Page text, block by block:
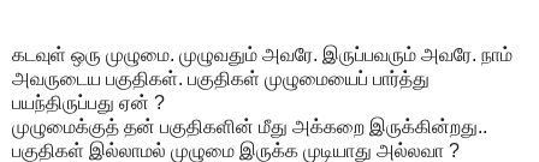
கடவுள் ஒரு முழுமை. முழுவதும் அவரே. இருப்பவரும் அவரே. நாம்
அவருடைய பகுதிகள். பகுதிகள் முழுமையைப் பார்த்து
பயந்திருப்பது ஏன் ?
முழுமைக்குத் தன் பகுதிகளின் மீது அக்கறை இருக்கின்றது..
பகுதிகள் இல்லாமல் முழுமை இருக்க முடியாது அல்லவா ?